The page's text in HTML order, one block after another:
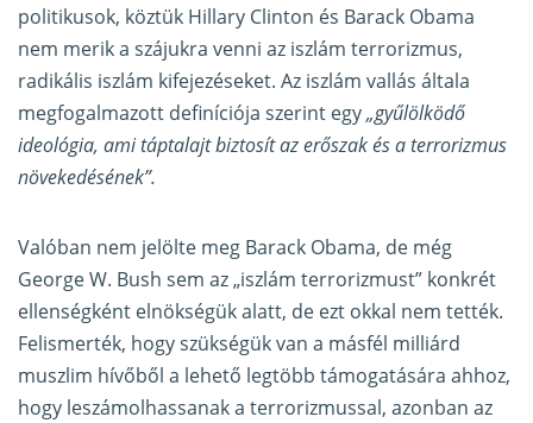
politikusok, köztük Hillary Clinton és Barack Obama
nem merik a szájukra venni az iszlám terrorizmus,
radikális iszlám kifejezéseket. Az iszlám vallás általa
megfogalmazott definíciója szerint egy„gyűlölködő
ideológia, ami táptalajt biztosít az erőszak és a terrorizmus
növekedésének”.
Valóban nem jelölte meg Barack Obama, de még
George W. Bush sem az „iszlám terrorizmust” konkrét
ellenségként elnökségük alatt, de ezt okkal nem tették.
Felismerték, hogy szükségük van a másfél milliárd
muszlim hívőből a lehető legtöbb támogatására ahhoz,
hogy leszámolhassanak a terrorizmussal, azonban az